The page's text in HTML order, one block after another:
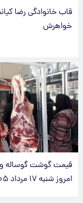
قاب خانوادگی رضا
خواهرش
قیمت گوشت گوساله
امروز شنبه ۱۷ مرداد ۱۴۰۵ +جدول